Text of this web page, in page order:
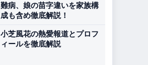
難病、娘の苗字違いを家族構
成も含め徹底解説！
小芝風花の熱愛報道とプロフ
ィールを徹底解説